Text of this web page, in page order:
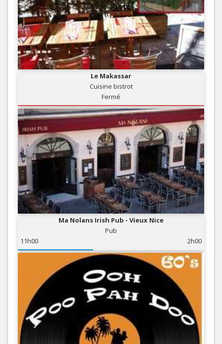
Le Makassar
Cuisine bistrot
Fermé
Ma Nolans Irish Pub - Vieux Nice
Pub
11h00
2h00